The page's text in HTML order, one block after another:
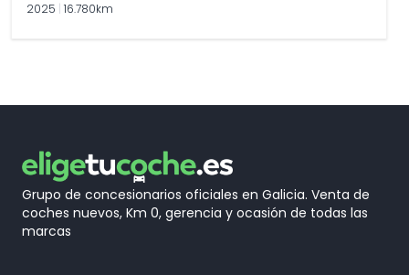
2025 16.780km
Grupo de concesionarios oficiales en Galicia. Venta de
coches nuevos, Km 0, gerencia y ocasión de todas las
marcas